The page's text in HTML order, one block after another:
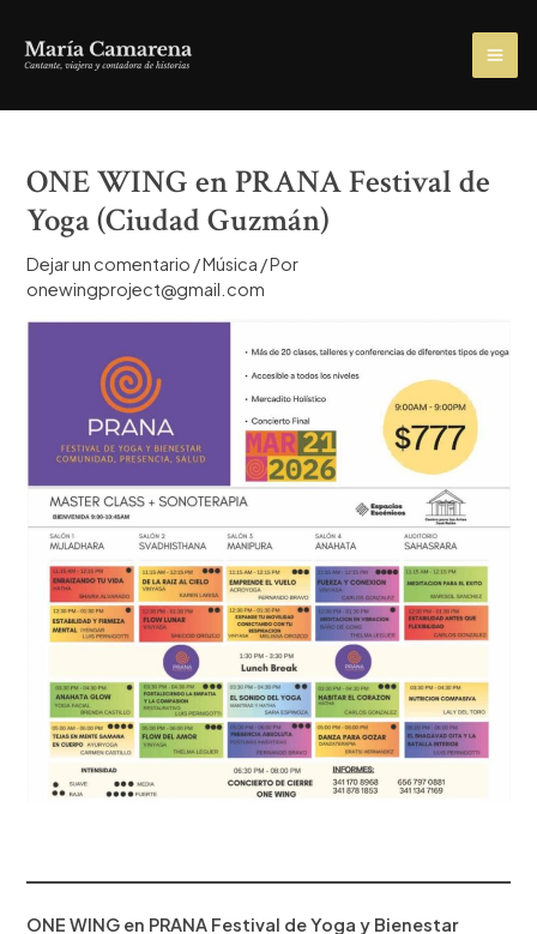
ONE WING en PRANA Festival de
Yoga (Ciudad Guzmán)
Dejar un comentario /Música / Por
onewingproject@gmail.com
ONE WING en PRANA Festival de Yoga y Bienestar